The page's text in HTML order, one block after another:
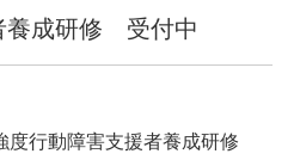
養成研修 受付中
行動障害支援者養成研修